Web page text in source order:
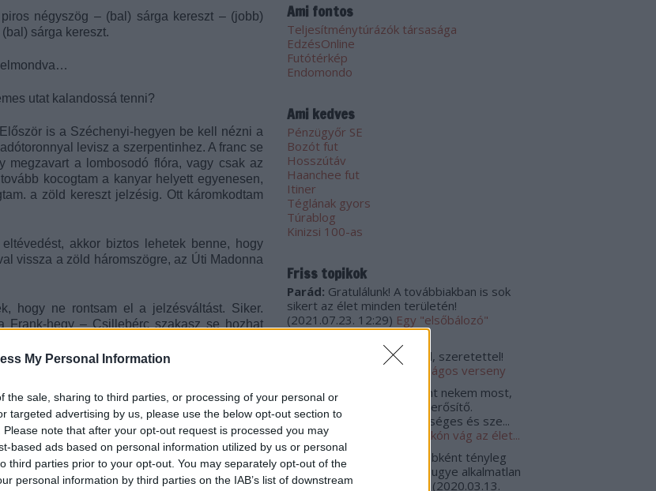
My Personal Information
the sale, sharing to third parties, or processing of your personal or
targeted advertising by us, please use the below opt-out section to
note that after your opt-out request is processed you may
based ads based on personal information utilized by us or personal
third parties prior to your opt-out. You may separately opt-out of the
personal information by third parties on the IAB’s list of downstream
négyszög – (bal) sárga kereszt – (jobb)
sárga kereszt.
elmondva…
utat kalandossá tenni?
is a Széchenyi-hegyen be kell nézni a
levisz a szerpentinhez. A franc se
megzavart a lombosodó flóra, vagy csak az
kocogtam a kanyar helyett egyenesen,
a zöld kereszt jelzésig. Ott káromkodtam
akkor biztos lehetek benne, hogy
vissza a zöld háromszögre, az Úti Madonna
hogy ne rontsam el a jelzésváltást. Siker.
Frank-hegy – Csillebérc szakasz se hozhat
hogy nincs is karma, és nem igaz, hogy a
esővédő izéket sem. Szép az élet, süt a
Ami fontos
Teljesítménytúrázók társasága
EdzésOnline
Futótérkép
Endomondo
Ami kedves
Pénzügyőr SE
Bozót fut
Hosszútáv
Haanchee fut
Itiner
Téglának gyors
Túrablog
Kinizsi 100-as
Friss topikok
Parád: Gratulálunk! A továbbiakban is sok
sikert az élet minden területén!
(2021.07.23. 12:29) Egy "elsőbálozó"
beszámolója
Gratulálunk, szívből, szeretettel!
Tanulságos verseny
Kohári Gizella:
Sokat jelent nekem most,
hogy olvashattam. Jó lélek erősítő.
Gratulálok. Hosszú, egészséges és sze...
(2020.10.01. 15:40
Ha tarkón vág az élet...
regulat:@padlogaz: Egyébként tényleg
érdekes lenne, de erre én ugye alkalmatlan
lennék, mert - egyrészt, ... (2020.03.13.